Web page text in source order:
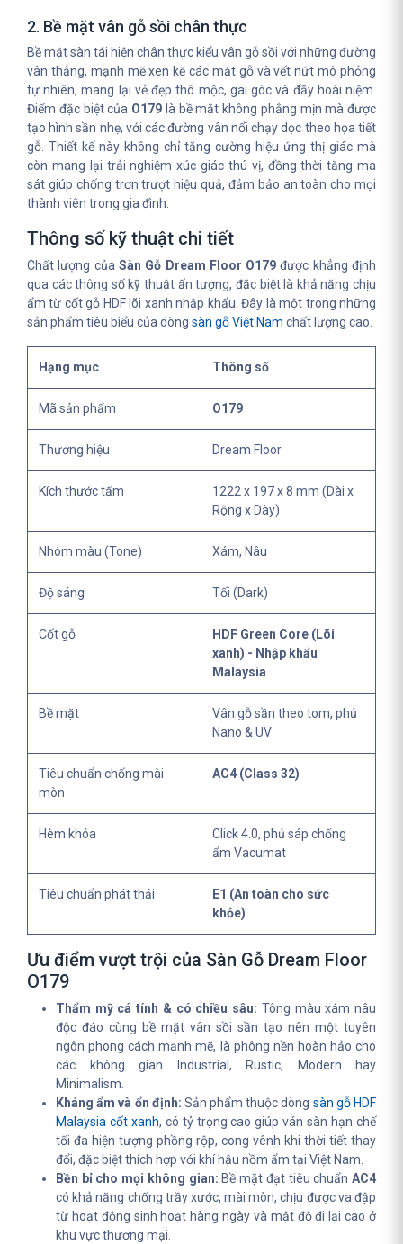
2. Bề mặt vân gỗ sồi chân thực
Bề mặt sàn tái hiện chân thực kiểu vân gỗ sồi với những đường
vân thẳng, mạnh mẽ xen kẽ các mắt gỗ và vết nứt mô phỏng
tự nhiên, mang lại vẻ đẹp thô mộc, gai góc và đầy hoài niệm.
Điểm đặc biệt của O179 là bề mặt không phẳng mịn mà được
tạo hình sần nhẹ, với các đường vân nổi chạy dọc theo họa tiết
gỗ. Thiết kế này không chỉ tăng cường hiệu ứng thị giác mà
còn mang lại trải nghiệm xúc giác thú vị, đồng thời tăng ma
sát giúp chống trơn trượt hiệu quả, đảm bảo an toàn cho mọi
thành viên trong gia đình.
Thông số kỹ thuật chi tiết
Chất lượng của Sàn Gỗ Dream Floor O179 được khẳng định
qua các thông số kỹ thuật ấn tượng, đặc biệt là khả năng chịu
ẩm từ cốt gỗ HDF lõi xanh nhập khẩu. Đây là một trong những
sản phẩm tiêu biểu của dòng sàn gỗ Việt Nam chất lượng cao.
Hạng mục Thông số
Mã sản phẩm O179
Thương hiệu Dream Floor
Kích thước tấm
1222 x 197 x 8 mm (Dài x
Rộng x Dày)
Nhóm màu (Tone) Xám, Nâu
Độ sáng Tối (Dark)
Cốt gỗ
HDF Green Core (Lõi
xanh) - Nhập khẩu
Malaysia
Bề mặt
Vân gỗ sần theo tom, phủ
Nano & UV
Tiêu chuẩn chống mài
mòn
AC4 (Class 32)
Hèm khóa
Click 4.0, phủ sáp chống
ẩm Vacumat
Tiêu chuẩn phát thải
E1 (An toàn cho sức
khỏe)
Ưu điểm vượt trội của Sàn Gỗ Dream Floor
O179
Thẩm mỹ cá tính & có chiều sâu: Tông màu xám nâu
độc đáo cùng bề mặt vân sồi sần tạo nên một tuyên
ngôn phong cách mạnh mẽ, là phông nền hoàn hảo cho
các không gian Industrial, Rustic, Modern hay
Minimalism.
Kháng ẩm và ổn định: Sản phẩm thuộc dòng sàn gỗ HDF
Malaysia cốt xanh, có tỷ trọng cao giúp ván sàn hạn chế
tối đa hiện tượng phồng rộp, cong vênh khi thời tiết thay
đổi, đặc biệt thích hợp với khí hậu nồm ẩm tại Việt Nam.
Bền bỉ cho mọi không gian: Bề mặt đạt tiêu chuẩnAC4
có khả năng chống trầy xước, mài mòn, chịu được va đập
từ hoạt động sinh hoạt hàng ngày và mật độ đi lại cao ở
khu vực thương mại.